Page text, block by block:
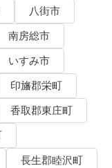
八街市
南房総市
いすみ市
印旛郡栄町
香取郡東庄町
長生郡睦沢町